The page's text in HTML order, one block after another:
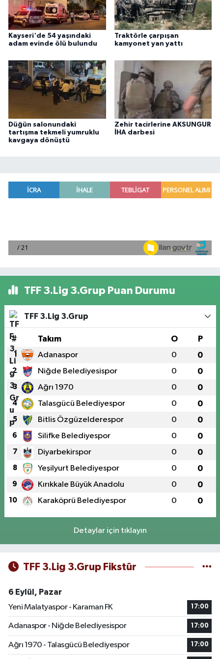
Kayseri'de 54 yaşındaki
adam evinde ölü bulundu
Traktörle çarpışan
kamyonet yan yattı
Düğün salonundaki
tartışma tekmeli yumruklu
kavgaya dönüştü
Zehir tacirlerine AKSUNGUR
İHA darbesi
TFF 3.Lig 3.Grup Puan Durumu
TFF 3.Lig 3.Grup
# Takım O P
1 Adanaspor 0 0
2 Niğde Belediyesispor 0 0
3 Ağrı 1970 0 0
4 Talasgücü Belediyespor 0 0
5 Bitlis Özgüzelderespor 0 0
6 Silifke Belediyespor 0 0
7 Diyarbekirspor 0 0
8 Yeşilyurt Belediyespor 0 0
9 Kırıkkale Büyük Anadolu 0 0
10 Karaköprü Belediyespor 0 0
Detaylar için tıklayın
TFF 3.Lig 3.Grup Fikstür
6 Eylül, Pazar
Yeni Malatyaspor - Karaman FK
17:00
Adanaspor - Niğde Belediyesispor 17:00
Ağrı 1970 - Talasgücü Belediyespor 17:00